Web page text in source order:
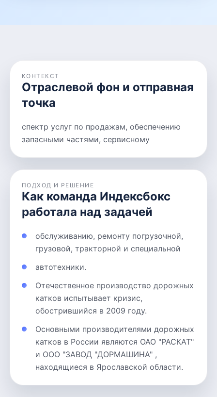
КОНТЕКСТ
Отраслевой фон и отправная
точка
спектр услуг по продажам, обеспечению
запасными частями, сервисному
ПОДХОД И РЕШЕНИЕ
Как команда Индексбокс
работала над задачей
обслуживанию, ремонту погрузочной,
грузовой, тракторной и специальной
автотехники.
Отечественное производство дорожных
катков испытывает кризис,
обострившийся в 2009 году.
Основными производителями дорожных
катков в России являются ОАО "РАСКАТ"
и ООО "ЗАВОД "ДОРМАШИНА" ,
находящиеся в Ярославской области.